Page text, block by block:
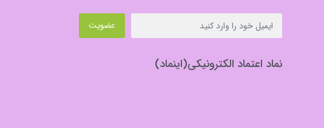
عضویت
نماد اعتماد الکترونیکی(اینماد)